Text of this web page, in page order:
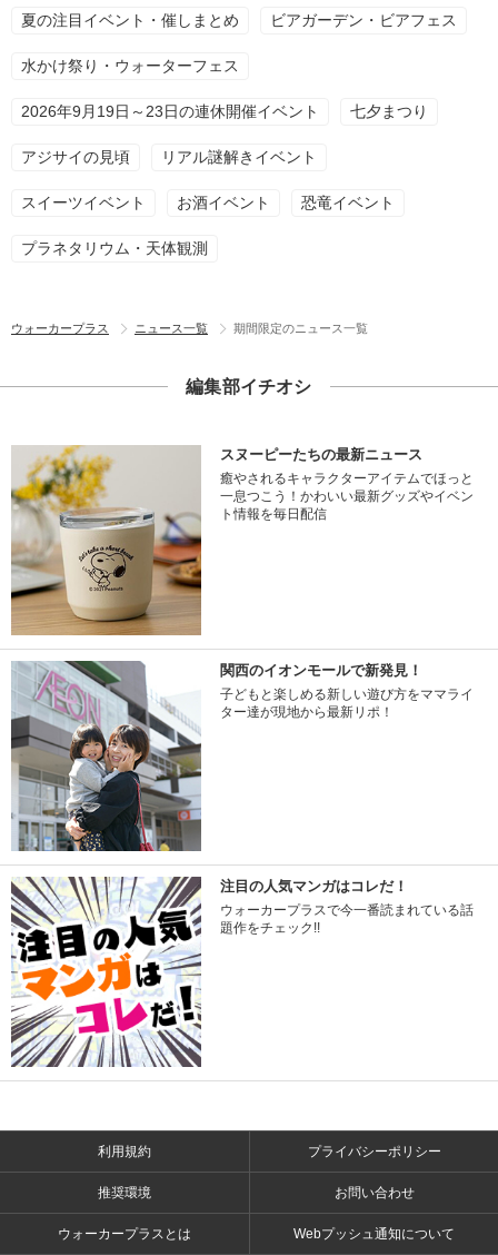
夏の注目イベント・催しまとめ ビアガーデン・ビアフェス
水かけ祭り・ウォーターフェス
2026年9月19日～23日の連休開催イベント 七夕まつり
アジサイの見頃 リアル謎解きイベント
スイーツイベント お酒イベント 恐竜イベント
プラネタリウム・天体観測
ウォーカープラス ニュース一覧 期間限定のニュース一覧
編集部イチオシ
スヌーピーたちの最新ニュース
癒やされるキャラクターアイテムでほっと
一息つこう！かわいい最新グッズやイベン
ト情報を毎日配信
関西のイオンモールで新発見！
子どもと楽しめる新しい遊び方をママライ
ター達が現地から最新リポ！
注目の人気マンガはコレだ！
ウォーカープラスで今一番読まれている話
題作をチェック!!
利用規約 プライバシーポリシー
推奨環境 お問い合わせ
ウォーカープラスとは Webプッシュ通知について